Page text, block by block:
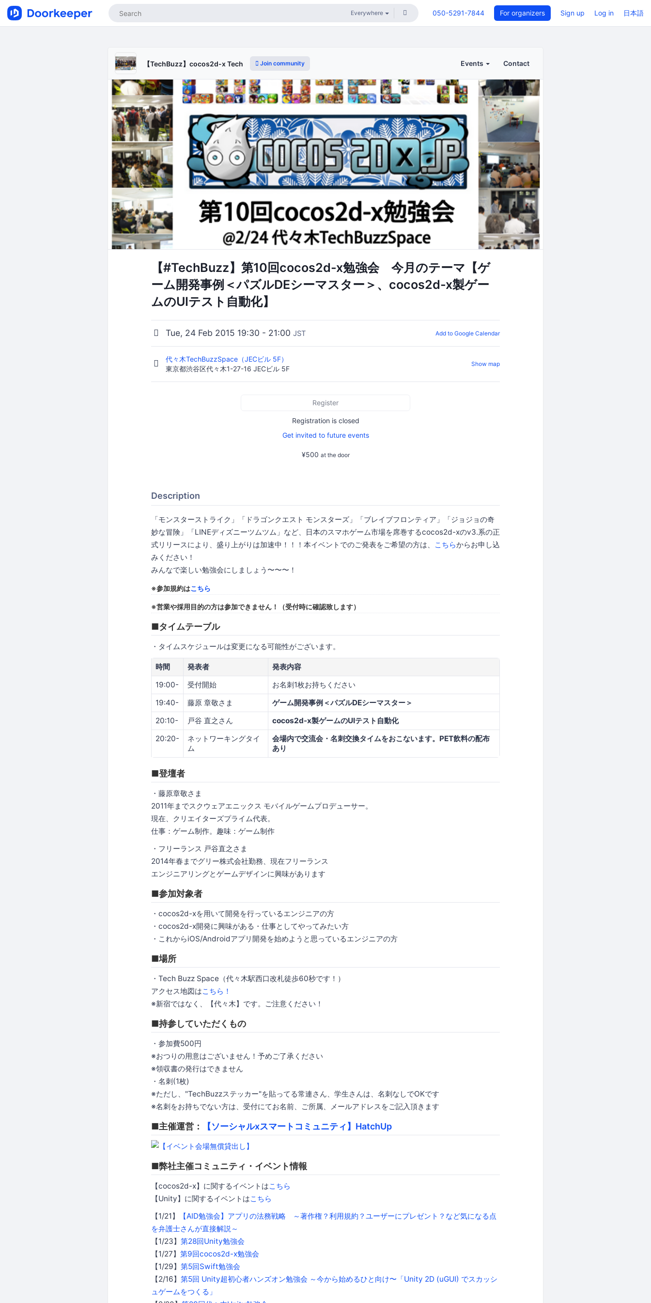
050-5291-7844 For organizers Sign up Log in 日本語
【TechBuzz】cocos2d-x Tech Join community Events Contact
【#TechBuzz】第10回cocos2d-x勉強会 今月のテーマ【ゲ
ーム開発事例＜パズルDEシーマスター＞、cocos2d-x製ゲー
ムのUIテスト自動化】
Tue, 24 Feb 2015 19:30 - 21:00 JST Add to Google Calendar
代々木TechBuzzSpace（JECビル 5F）
東京都渋谷区代々木1-27-16 JECビル 5F
Show map
Register
Registration is closed
Get invited to future events
¥500 at the door
Description
「モンスターストライク」「ドラゴンクエスト モンスターズ」「ブレイブフロンティア」「ジョジョの奇
妙な冒険」「LINEディズニーツムツム」など、日本のスマホゲーム市場を席巻するcocos2d-xのv3.系の正
式リリースにより、盛り上がりは加速中！！！本イベントでのご発表をご希望の方は、
こちらからお申し込
みください！
みんなで楽しい勉強会にしましょう〜〜〜！
※参加規約はこちら
※営業や採用目的の方は参加できません！（受付時に確認致します）
■タイムテーブル
・タイムスケジュールは変更になる可能性がございます。
時間 発表者
発表内容
19:00-
受付開始
お名刺1枚お持ちください
19:40-
藤原 章敬さま
ゲーム開発事例＜パズルDEシーマスター＞
20:10-
戸谷 直之さん
cocos2d-x製ゲームのUIテスト自動化
20:20-
ネットワーキングタイ
ム
会場内で交流会・名刺交換タイムをおこないます。PET飲料の配布
あり
■登壇者
・藤原章敬さま
2011年までスクウェアエニックス モバイルゲームプロデューサー。
現在、クリエイターズプライム代表。
仕事：ゲーム制作。趣味：ゲーム制作
・フリーランス 戸谷直之さま
2014年春までグリー株式会社勤務、現在フリーランス
エンジニアリングとゲームデザインに興味があります
■参加対象者
・cocos2d-xを用いて開発を行っているエンジニアの方
・cocos2d-x開発に興味がある・仕事としてやってみたい方
・これからiOS/Androidアプリ開発を始めようと思っているエンジニアの方
■場所
・Tech Buzz Space（代々木駅西口改札徒歩60秒です！）
アクセス地図はこちら！
※新宿ではなく、【代々木】です。ご注意ください！
■持参していただくもの
・参加費500円
※おつりの用意はございません！予めご了承ください
※領収書の発行はできません
・名刺(1枚)
※ただし、"TechBuzzステッカー"を貼ってる常連さん、学生さんは、名刺なしでOKです
※名刺をお持ちでない方は、受付にてお名前、ご所属、メールアドレスをご記入頂きます
■主催運営： 【ソーシャルxスマートコミュニティ】HatchUp
■弊社主催コミュニティ・イベント情報
【cocos2d-x】に関するイベントはこちら
【Unity】に関するイベントはこちら
【1/21】
【AID勉強会】アプリの法務戦略 ～著作権？利用規約？ユーザーにプレゼント？など気になる点
を弁護士さんが直接解説～
【1/23】 第28回Unity勉強会
【1/27】 第9回cocos2d-x勉強会
【1/29】 第5回Swift勉強会
【2/16】 第5回 Unity超初心者ハンズオン勉強会 ～今から始めるひと向け〜「Unity 2D (uGUI) でスカッシ
ュゲームをつくる」